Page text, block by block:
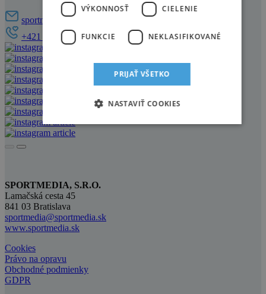
sportmedia@sportmedia.sk
+421 905 921 521
SPORTMEDIA, S.R.O.
Lamačská cesta 45
841 03 Bratislava
sportmedia@sportmedia.sk
www.sportmedia.sk
Cookies
Právo na opravu
Obchodné podmienky
GDPR
VÝKONNOSŤ CIELENIE
FUNKCIE NEKLASIFIKOVANÉ
PRIJAŤ VŠETKO
NASTAVIŤ COOKIES